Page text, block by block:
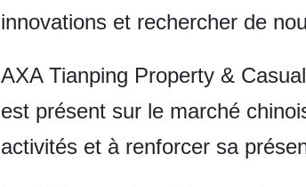
innovations et rechercher de
AXA Tianping Property &
est présent sur le marché
activités et à renforcer sa